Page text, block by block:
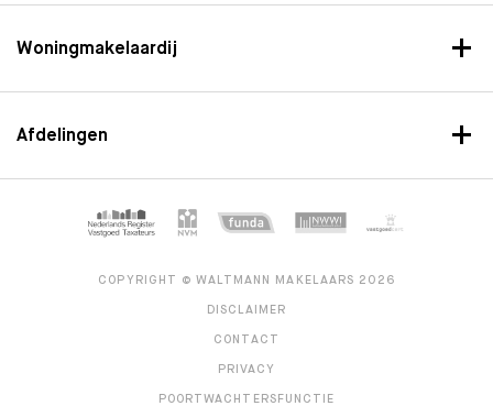
Woningmakelaardij
Afdelingen
COPYRIGHT © WALTMANN MAKELAARS 2026
DISCLAIMER
CONTACT
PRIVACY
POORTWACHTERSFUNCTIE